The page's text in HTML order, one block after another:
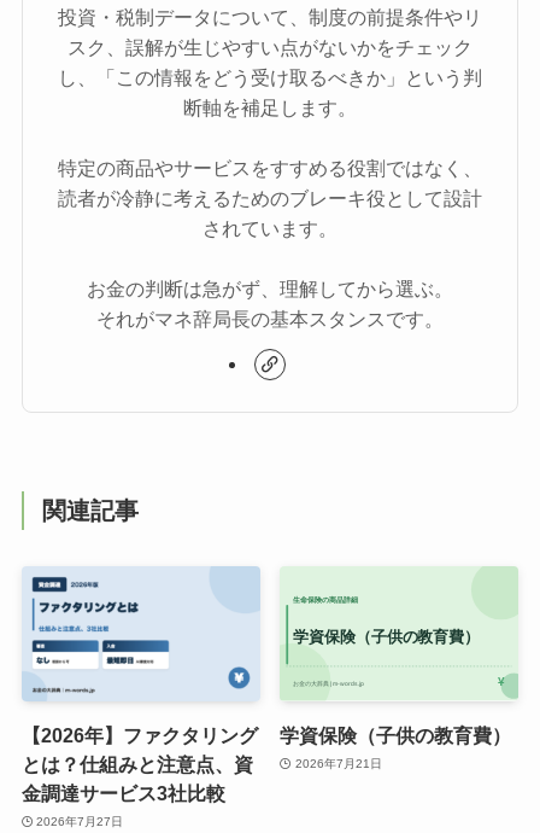
投資・税制データについて、制度の前提条件やリ
スク、誤解が生じやすい点がないかをチェック
し、「この情報をどう受け取るべきか」という判
断軸を補足します。
特定の商品やサービスをすすめる役割ではなく、
読者が冷静に考えるためのブレーキ役として設計
されています。
お金の判断は急がず、理解してから選ぶ。
それがマネ辞局長の基本スタンスです。
関連記事
【2026年】ファクタリング
とは？仕組みと注意点、資
金調達サービス3社比較
2026年7月27日
学資保険（子供の教育費）
2026年7月21日